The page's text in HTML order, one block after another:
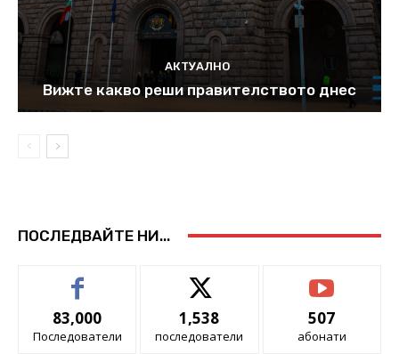
АКТУАЛНО
Вижте какво реши правителството днес
ПОСЛЕДВАЙТЕ НИ...
83,000
Последователи
1,538
последователи
507
абонати